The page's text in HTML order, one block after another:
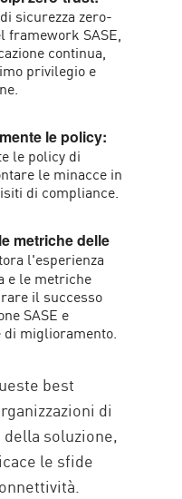
sicurezza zero-
SASE,
continua,
privilegio e
le policy:
le policy di
le minacce in
di compliance.
metriche delle
l'esperienza
e le metriche
il successo
SASE e
miglioramento.
best
di
soluzione,
le sfide